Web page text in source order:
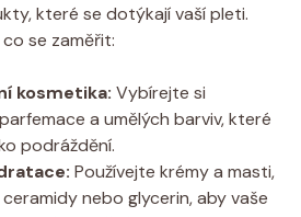
které se⁢ dotýkají vaší pleti.
se zaměřit:
kosmetika: Vybírejte si
a umělých barviv,​ které
podráždění.
Používejte​ krémy a masti,
nebo‌ glycerin, aby vaše